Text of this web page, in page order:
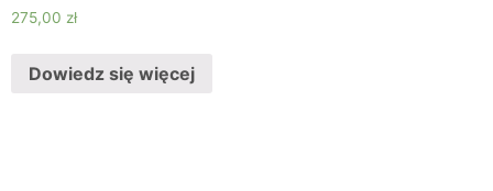
275,00 zł
Dowiedz się więcej